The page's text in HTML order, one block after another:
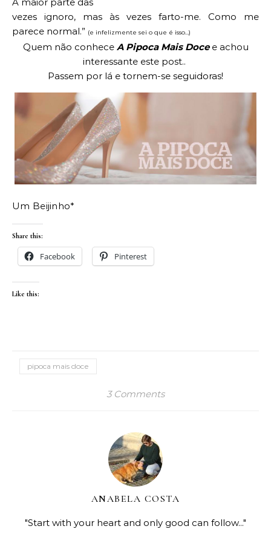
vezes ignoro, mas às vezes farto-me. Como me
parece normal.” (e infelizmente sei o que é isso…)
Quem não conhece A Pipoca Mais Docee achou
interessante este post..
Passem por lá e tornem-se seguidoras!
Um Beijinho*
Share this:
Facebook Pinterest
Like this:
pipoca mais doce
3 Comments
ANABELA COSTA
"Start with your heart and only good can follow..."